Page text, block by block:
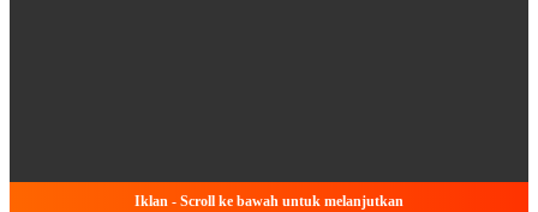
Iklan - Scroll ke bawah untuk melanjutkan